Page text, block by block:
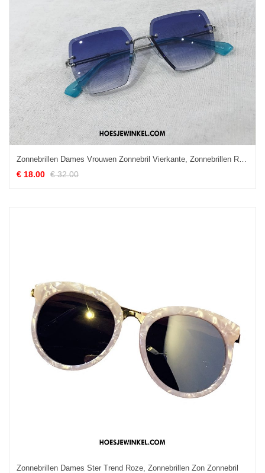
€ 18.00 € 32.00
Zonnebrillen Dames Ster Trend Roze, Zonnebrillen Zon Zonnebril